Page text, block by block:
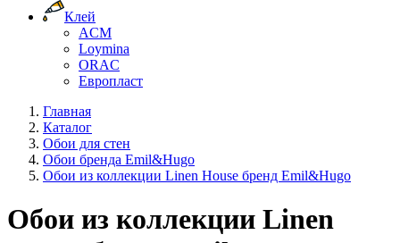
Клей
ACM
Loymina
ORAC
Европласт
Главная
Каталог
Обои для стен
Обои бренда Emil&Hugo
Обои из коллекции Linen House бренд Emil&Hugo
Обои из коллекции Linen